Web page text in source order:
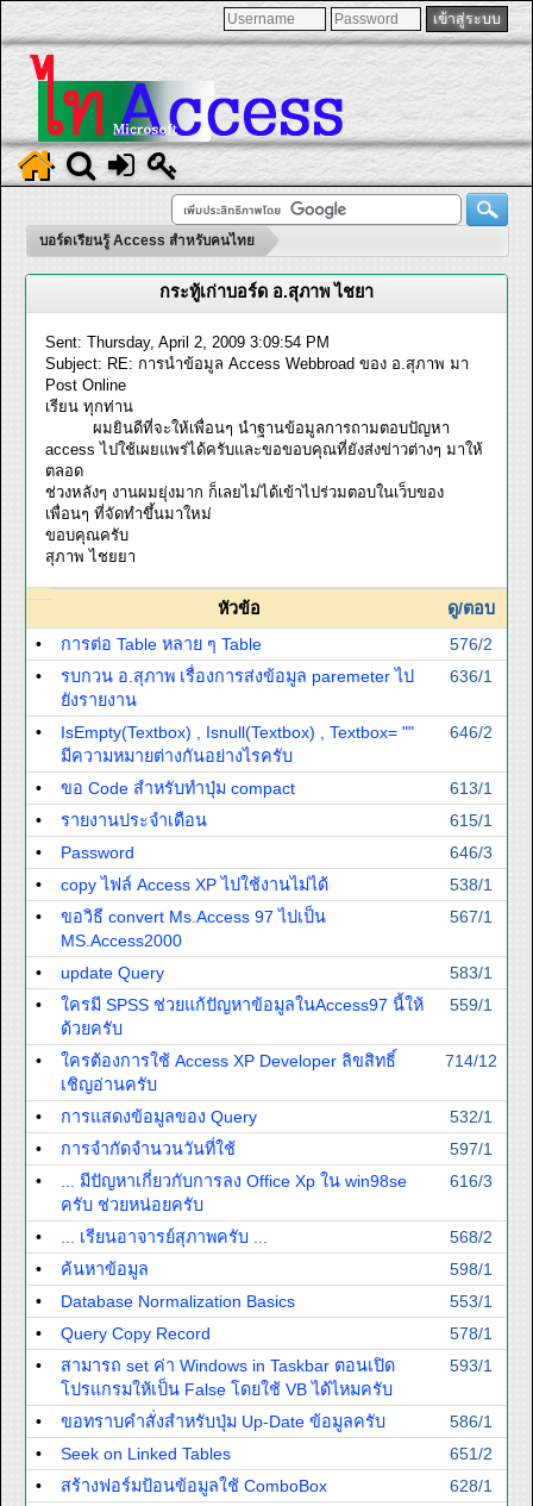
บอร์ดเรียนรู้ Access สำหรับคนไทย
กระทู้เก่าบอร์ด อ.สุภาพ ไชยา
Sent: Thursday, April 2, 2009 3:09:54 PM
Subject: RE: การนำข้อมูล Access Webbroad ของ อ.สุภาพ มา
Post Online
เรียน ทุกท่าน
ผมยินดีที่จะให้เพื่อนๆ นำฐานข้อมูลการถามตอบปัญหา
access ไปใช้เผยแพร่ได้ครับและขอขอบคุณที่ยังส่งข่าวต่างๆ มาให้
ตลอด
ช่วงหลังๆ งานผมยุ่งมาก ก็เลยไม่ได้เข้าไปร่วมตอบในเว็บของ
เพื่อนๆ ที่จัดทำขึ้นมาใหม่
ขอบคุณครับ
สุภาพ ไชยยา
หัวข้อ
ดู/ตอบ
•
การต่อ Table หลาย ๆ Table
576/2
•
รบกวน อ.สุภาพ เรื่องการส่งข้อมูล paremeter ไป
ยังรายงาน
636/1
•
IsEmpty(Textbox) , Isnull(Textbox) , Textbox= ""
มีความหมายต่างกันอย่างไรครับ
646/2
• ขอ Code สำหรับทำปุ่ม compact
613/1
•
รายงานประจำเดือน
615/1
•
Password
646/3
•
copy ไฟล์ Access XP ไปใช้งานไม่ได้
538/1
•
ขอวิธี convert Ms.Access 97 ไปเป็น
MS.Access2000
567/1
• update Query
583/1
•
ใครมี SPSS ช่วยแก้ปัญหาข้อมูลในAccess97 นี้ให้
ด้วยครับ
559/1
•
ใครต้องการใช้ Access XP Developer ลิขสิทธิ์
เชิญอ่านครับ
714/12
• การแสดงข้อมูลของ Query
532/1
•
การจำกัดจำนวนวันที่ใช้
597/1
•
... มีปัญหาเกี่ยวกับการลง Office Xp ใน win98se
ครับ ช่วยหน่อยครับ
616/3
• ... เรียนอาจารย์สุภาพครับ ...
568/2
•
ค้นหาข้อมูล
598/1
•
Database Normalization Basics
553/1
•
Query Copy Record
578/1
•
สามารถ set ค่า Windows in Taskbar ตอนเปิด
โปรแกรมให้เป็น False โดยใช้ VB ได้ไหมครับ
593/1
• ขอทราบคำสั่งสำหรับปุ่ม Up-Date ข้อมูลครับ
586/1
•
Seek on Linked Tables
651/2
•
สร้างฟอร์มป้อนข้อมูลใช้ ComboBox
628/1